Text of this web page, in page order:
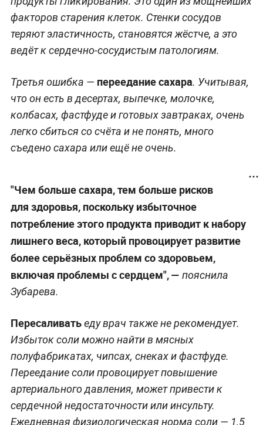
факторов старения клеток. Стенки сосудов
теряют эластичность, становятся жёстче, а это
ведёт к сердечно-сосудистым патологиям.
Третья ошибка — переедание сахара. Учитывая,
что он есть в десертах, выпечке, молочке,
колбасах, фастфуде и готовых завтраках, очень
легко сбиться со счёта и не понять, много
съедено сахара или ещё не очень.
"Чем больше сахара, тем больше рисков
для здоровья, поскольку избыточное
потребление этого продукта приводит к набору
лишнего веса, который провоцирует развитие
более серьёзных проблем со здоровьем,
включая проблемы с сердцем", — пояснила
Зубарева.
Пересаливатьеду врач также не рекомендует.
Избыток соли можно найти в мясных
полуфабрикатах, чипсах, снеках и фастфуде.
Переедание соли провоцирует повышение
артериального давления, может привести к
сердечной недостаточности или инсульту.
Ежедневная физиологическая норма соли — 1,5